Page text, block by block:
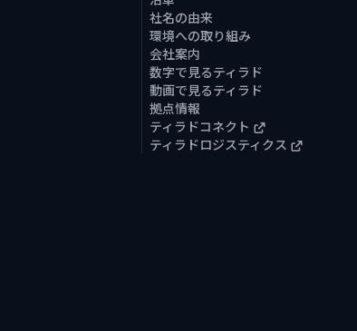
社名の由来
環境への取り組み
会社案内
数字で見るティラド
動画で見るティラド
拠点情報
ティラドコネクト
ティラドロジスティクス